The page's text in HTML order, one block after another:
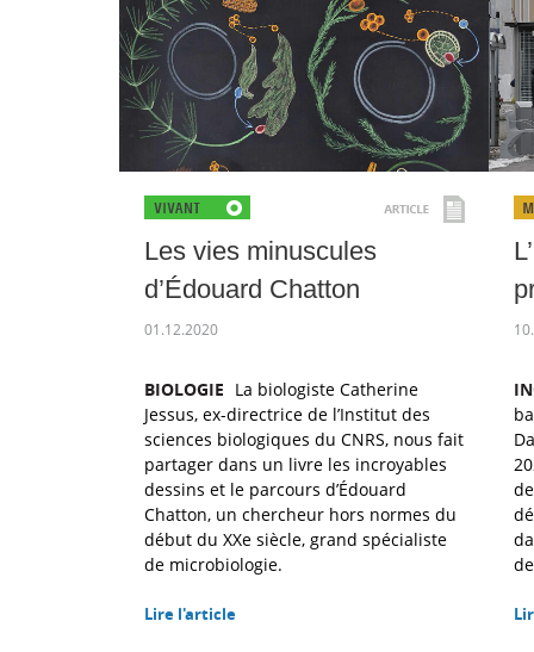
Les vies minuscules
d’Édouard Chatton
01.12.2020
BIOLOGIE La biologiste Catherine
Jessus, ex-directrice de l’Institut des
sciences biologiques du CNRS, nous fait
partager dans un livre les incroyables
dessins et le parcours d’Édouard
Chatton, un chercheur hors normes du
début du XXe siècle, grand spécialiste
de microbiologie.
Lire l'article